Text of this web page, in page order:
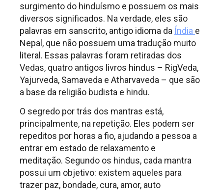
surgimento do hinduísmo e possuem os mais
diversos significados. Na verdade, eles são
palavras em sanscrito, antigo idioma da Índia e
Nepal, que não possuem uma tradução muito
literal. Essas palavras foram retiradas dos
Vedas, quatro antigos livros hindus – RigVeda,
Yajurveda, Samaveda e Atharvaveda – que são
a base da religião budista e hindu.
O segredo por trás dos mantras está,
principalmente, na repetição. Eles podem ser
repeditos por horas a fio, ajudando a pessoa a
entrar em estado de relaxamento e
meditação. Segundo os hindus, cada mantra
possui um objetivo: existem aqueles para
trazer paz, bondade, cura, amor, auto